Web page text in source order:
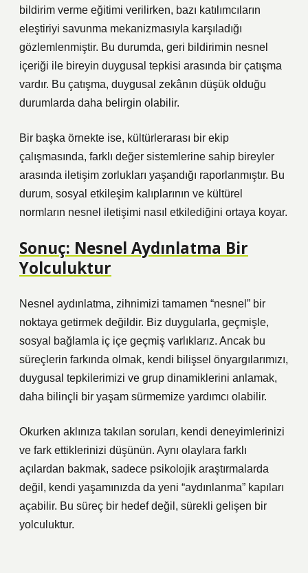
bildirim verme eğitimi verilirken, bazı katılımcıların
eleştiriyi savunma mekanizmasıyla karşıladığı
gözlemlenmiştir. Bu durumda, geri bildirimin nesnel
içeriği ile bireyin duygusal tepkisi arasında bir çatışma
vardır. Bu çatışma, duygusal zekânın düşük olduğu
durumlarda daha belirgin olabilir.
Bir başka örnekte ise, kültürlerarası bir ekip
çalışmasında, farklı değer sistemlerine sahip bireyler
arasında iletişim zorlukları yaşandığı raporlanmıştır. Bu
durum, sosyal etkileşim kalıplarının ve kültürel
normların nesnel iletişimi nasıl etkilediğini ortaya koyar.
Sonuç: Nesnel Aydınlatma Bir
Yolculuktur
Nesnel aydınlatma, zihnimizi tamamen “nesnel” bir
noktaya getirmek değildir. Biz duygularla, geçmişle,
sosyal bağlamla iç içe geçmiş varlıklarız. Ancak bu
süreçlerin farkında olmak, kendi bilişsel önyargılarımızı,
duygusal tepkilerimizi ve grup dinamiklerini anlamak,
daha bilinçli bir yaşam sürmemize yardımcı olabilir.
Okurken aklınıza takılan soruları, kendi deneyimlerinizi
ve fark ettiklerinizi düşünün. Aynı olaylara farklı
açılardan bakmak, sadece psikolojik araştırmalarda
değil, kendi yaşamınızda da yeni “aydınlanma” kapıları
açabilir. Bu süreç bir hedef değil, sürekli gelişen bir
yolculuktur.